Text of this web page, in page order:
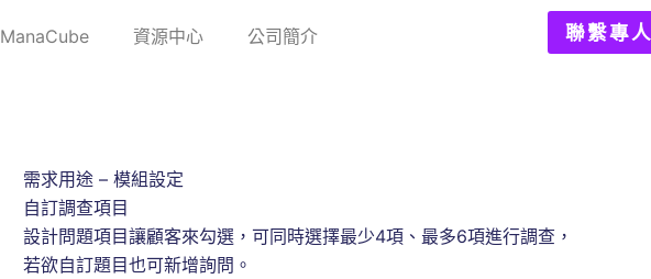
ManaCube 資源中心 公司簡介 聯繫專人
需求用途 – 模組設定
自訂調查項目
設計問題項目讓顧客來勾選，可同時選擇最少4項、最多6項進行調查，
若欲自訂題目也可新增詢問。